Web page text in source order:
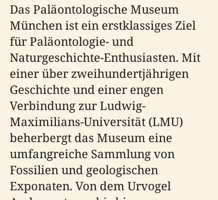
Das Paläontologische Museum
München ist ein erstklassiges Ziel
für Paläontologie- und
Naturgeschichte-Enthusiasten. Mit
einer über zweihundertjährigen
Geschichte und einer engen
Verbindung zur Ludwig-
Maximilians-Universität (LMU)
beherbergt das Museum eine
umfangreiche Sammlung von
Fossilien und geologischen
Exponaten. Von dem Urvogel